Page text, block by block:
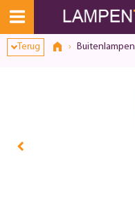
Terug Buitenlampen